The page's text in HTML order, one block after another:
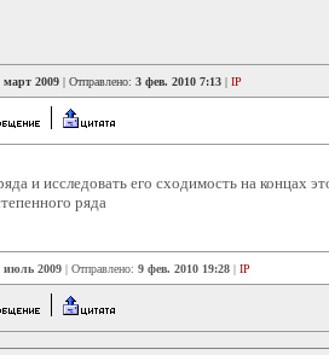
март 2009 | Отправлено: 3 фев. 2010 7:13 | IP
и исследовать его сходимость на концах
ряда
июль 2009 | Отправлено: 9 фев. 2010 19:28 | IP